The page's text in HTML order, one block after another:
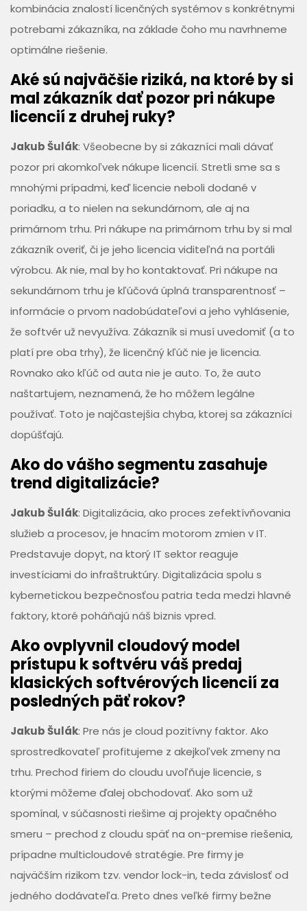
kombinácia znalostí licenčných systémov s konkrétnymi
potrebami zákazníka, na základe čoho mu navrhneme
optimálne riešenie.
Aké sú najväčšie riziká, na ktoré by si
mal zákazník dať pozor pri nákupe
licencií z druhej ruky?
Jakub Šulák: Všeobecne by si zákazníci mali dávať
pozor pri akomkoľvek nákupe licencií. Stretli sme sa s
mnohými prípadmi, keď licencie neboli dodané v
poriadku, a to nielen na sekundárnom, ale aj na
primárnom trhu. Pri nákupe na primárnom trhu by si mal
zákazník overiť, či je jeho licencia viditeľná na portáli
výrobcu. Ak nie, mal by ho kontaktovať. Pri nákupe na
sekundárnom trhu je kľúčová úplná transparentnosť –
informácie o prvom nadobúdateľovi a jeho vyhlásenie,
že softvér už nevyužíva. Zákazník si musí uvedomiť (a to
platí pre oba trhy), že licenčný kľúč nie je licencia.
Rovnako ako kľúč od auta nie je auto. To, že auto
naštartujem, neznamená, že ho môžem legálne
používať. Toto je najčastejšia chyba, ktorej sa zákazníci
dopúšťajú.
Ako do vášho segmentu zasahuje
trend digitalizácie?
Jakub Šulák: Digitalizácia, ako proces zefektívňovania
služieb a procesov, je hnacím motorom zmien v IT.
Predstavuje dopyt, na ktorý IT sektor reaguje
investíciami do infraštruktúry. Digitalizácia spolu s
kybernetickou bezpečnosťou patria teda medzi hlavné
faktory, ktoré poháňajú náš biznis vpred.
Ako ovplyvnil cloudový model
prístupu k softvéru váš predaj
klasických softvérových licencií za
posledných päť rokov?
Jakub Šulák: Pre nás je cloud pozitívny faktor. Ako
sprostredkovateľ profitujeme z akejkoľvek zmeny na
trhu. Prechod firiem do cloudu uvoľňuje licencie, s
ktorými môžeme ďalej obchodovať. Ako som už
spomínal, v súčasnosti riešime aj projekty opačného
smeru – prechod z cloudu späť na on-premise riešenia,
prípadne multicloudové stratégie. Pre firmy je
najväčším rizikom tzv. vendor lock-in, teda závislosť od
jedného dodávateľa. Preto dnes veľké firmy bežne